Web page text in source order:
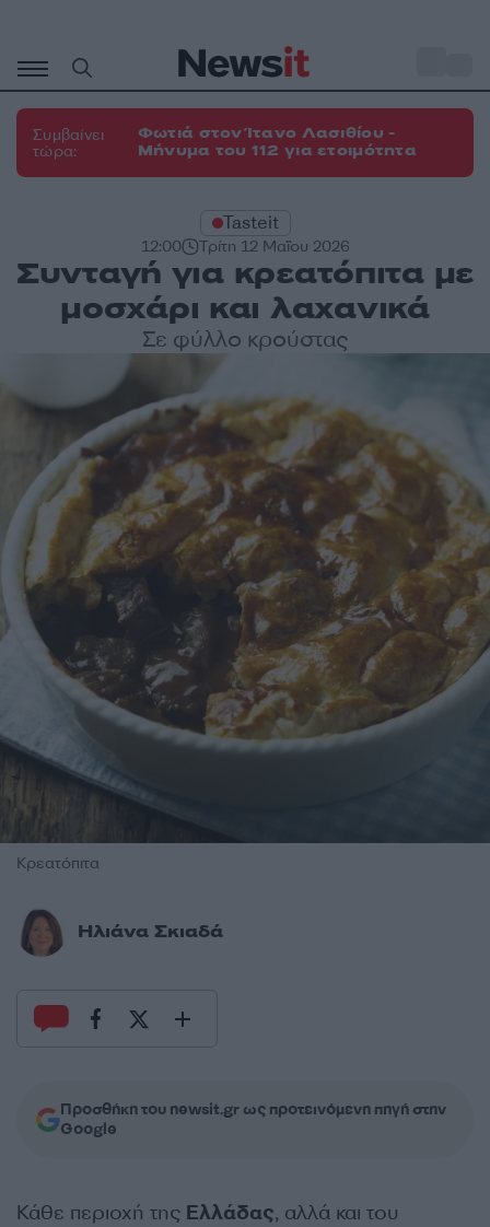
περιεχόμενο
Συμβαίνει
τώρα:
Φωτιά στον Ίτανο Λασιθίου -
Μήνυμα του 112 για ετοιμότητα
Tasteit
12:00 Τρίτη 12 Μαΐου 2026
Συνταγή για κρεατόπιτα με
μοσχάρι και λαχανικά
Σε φύλλο κρούστας
Κρεατόπιτα
Ηλιάνα Σκιαδά
Προσθήκη του newsit.gr ως προτεινόμενη πηγή στην
Google
Κάθε περιοχή της Ελλάδας, αλλά και του